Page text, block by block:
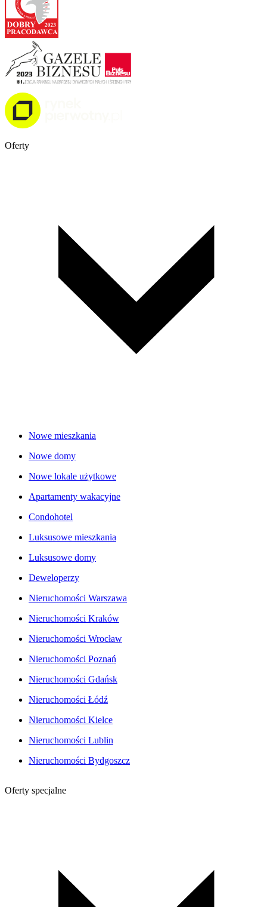
Oferty
Nowe mieszkania
Nowe domy
Nowe lokale użytkowe
Apartamenty wakacyjne
Condohotel
Luksusowe mieszkania
Luksusowe domy
Deweloperzy
Nieruchomości Warszawa
Nieruchomości Kraków
Nieruchomości Wrocław
Nieruchomości Poznań
Nieruchomości Gdańsk
Nieruchomości Łódź
Nieruchomości Kielce
Nieruchomości Lublin
Nieruchomości Bydgoszcz
Oferty specjalne